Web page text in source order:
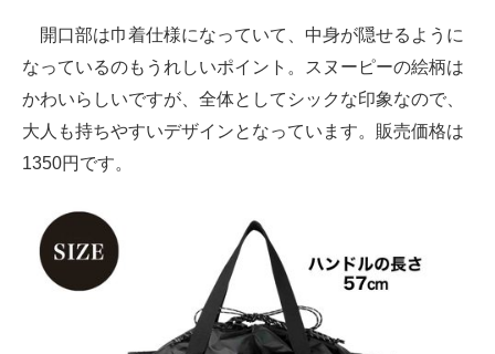
開口部は巾着仕様になっていて、中身が隠せるように
なっているのもうれしいポイント。スヌーピーの絵柄は
かわいらしいですが、全体としてシックな印象なので、
大人も持ちやすいデザインとなっています。販売価格は
1350円です。